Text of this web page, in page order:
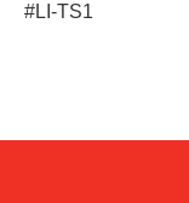
#LI-TS1